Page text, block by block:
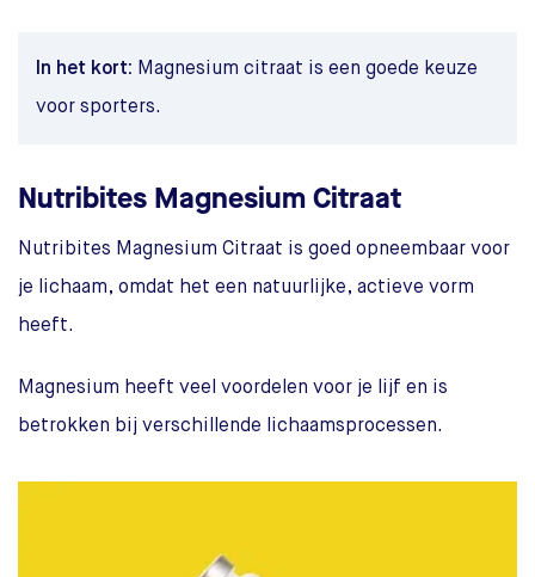
In het kort: Magnesium citraat is een goede keuze
voor sporters.
Nutribites Magnesium Citraat
Nutribites Magnesium Citraat is goed opneembaar voor
je lichaam, omdat het een natuurlijke, actieve vorm
heeft.
Magnesium heeft veel voordelen voor je lijf en is
betrokken bij verschillende lichaamsprocessen.